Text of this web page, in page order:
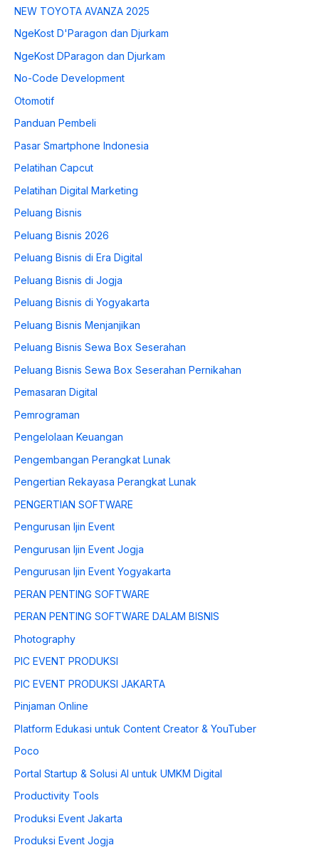
NEW TOYOTA AVANZA 2025
NgeKost D'Paragon dan Djurkam
NgeKost DParagon dan Djurkam
No-Code Development
Otomotif
Panduan Pembeli
Pasar Smartphone Indonesia
Pelatihan Capcut
Pelatihan Digital Marketing
Peluang Bisnis
Peluang Bisnis 2026
Peluang Bisnis di Era Digital
Peluang Bisnis di Jogja
Peluang Bisnis di Yogyakarta
Peluang Bisnis Menjanjikan
Peluang Bisnis Sewa Box Seserahan
Peluang Bisnis Sewa Box Seserahan Pernikahan
Pemasaran Digital
Pemrograman
Pengelolaan Keuangan
Pengembangan Perangkat Lunak
Pengertian Rekayasa Perangkat Lunak
PENGERTIAN SOFTWARE
Pengurusan Ijin Event
Pengurusan Ijin Event Jogja
Pengurusan Ijin Event Yogyakarta
PERAN PENTING SOFTWARE
PERAN PENTING SOFTWARE DALAM BISNIS
Photography
PIC EVENT PRODUKSI
PIC EVENT PRODUKSI JAKARTA
Pinjaman Online
Platform Edukasi untuk Content Creator & YouTuber
Poco
Portal Startup & Solusi AI untuk UMKM Digital
Productivity Tools
Produksi Event Jakarta
Produksi Event Jogja